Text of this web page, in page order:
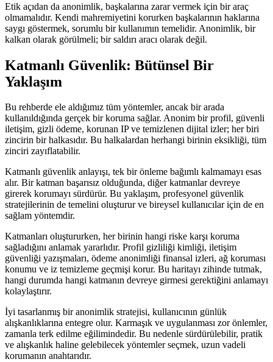
Etik açıdan da anonimlik, başkalarına zarar vermek için bir araç
olmamalıdır. Kendi mahremiyetini korurken başkalarının haklarına
saygı göstermek, sorumlu bir kullanımın temelidir. Anonimlik, bir
kalkan olarak görülmeli; bir saldırı aracı olarak değil.
Katmanlı Güvenlik: Bütünsel Bir
Yaklaşım
Bu rehberde ele aldığımız tüm yöntemler, ancak bir arada
kullanıldığında gerçek bir koruma sağlar. Anonim bir profil, güvenli
iletişim, gizli ödeme, korunan IP ve temizlenen dijital izler; her biri
zincirin bir halkasıdır. Bu halkalardan herhangi birinin eksikliği, tüm
zinciri zayıflatabilir.
Katmanlı güvenlik anlayışı, tek bir önleme bağımlı kalmamayı esas
alır. Bir katman başarısız olduğunda, diğer katmanlar devreye
girerek korumayı sürdürür. Bu yaklaşım, profesyonel güvenlik
stratejilerinin de temelini oluşturur ve bireysel kullanıcılar için de en
sağlam yöntemdir.
Katmanları oluştururken, her birinin hangi riske karşı koruma
sağladığını anlamak yararlıdır. Profil gizliliği kimliği, iletişim
güvenliği yazışmaları, ödeme anonimliği finansal izleri, ağ koruması
konumu ve iz temizleme geçmişi korur. Bu haritayı zihinde tutmak,
hangi durumda hangi katmanın devreye girmesi gerektiğini anlamayı
kolaylaştırır.
İyi tasarlanmış bir anonimlik stratejisi, kullanıcının günlük
alışkanlıklarına entegre olur. Karmaşık ve uygulanması zor önlemler,
zamanla terk edilme eğilimindedir. Bu nedenle sürdürülebilir, pratik
ve alışkanlık haline gelebilecek yöntemler seçmek, uzun vadeli
korumanın anahtarıdır.